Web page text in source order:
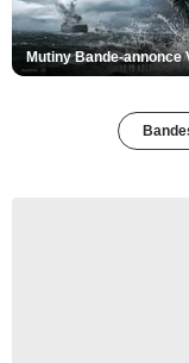
Mutiny Bande-annonce